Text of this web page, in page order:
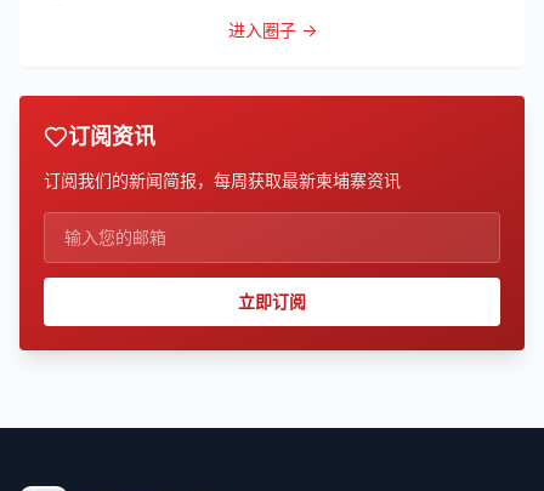
进入圈子 →
订阅资讯
订阅我们的新闻简报，每周获取最新柬埔寨资讯
立即订阅